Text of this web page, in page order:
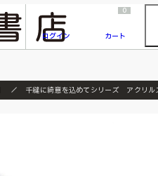
『ONE PIECE magazine 021 ONE PIECEカード付き同梱版』発売延期のご案内
ログイン
0
カート
千縫に綺意を込めてシリーズ アクリル